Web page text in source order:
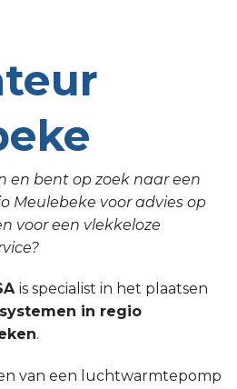
en bent op zoek naar een
Meulebeke voor advies op
voor een vlekkeloze
is specialist in het plaatsen
in regio
.
van een luchtwarmtepomp